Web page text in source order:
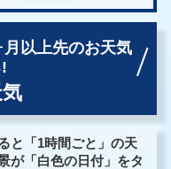
月以上先のお天気
と「1時間ごと」の天
が「白色の日付」をタ